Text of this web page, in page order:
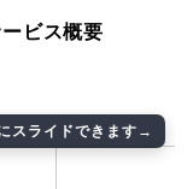
ビス概要